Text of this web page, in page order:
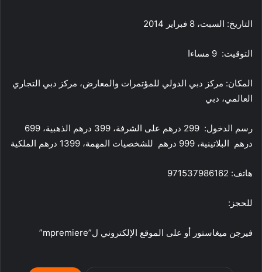
التاريخ: السبت، 8 فبراير 2014
التوقيت: 9 مساءا
المكان: مركز دبي الدولي للمؤتمرات والمعارض، مركز دبي التجاري
العالمي، دبي
رسم الدخول: 299 درهم على الشرفة، 399 درهم الذهبية، 699
درهم البلاتينية، 999 درهم للشخصيات المهمة، 1399 درهم الملكية
هاتف: 971537986162
للحجز:
فيرجن ميغاستور أو على الموقع الإلكتروني ل”mpremiere”